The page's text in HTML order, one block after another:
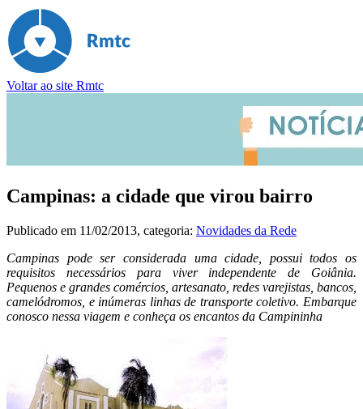
Voltar ao site Rmtc
Campinas: a cidade que virou bairro
Publicado em 11/02/2013, categoria: Novidades da Rede
Campinas pode ser considerada uma cidade, possui todos os
requisitos necessários para viver independente de Goiânia.
Pequenos e grandes comércios, artesanato, redes varejistas, bancos,
camelódromos, e inúmeras linhas de transporte coletivo. Embarque
conosco nessa viagem e conheça os encantos da Campininha